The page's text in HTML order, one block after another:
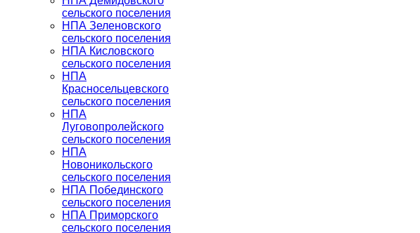
сельского поселения
НПА Зеленовского
сельского поселения
НПА Кисловского
сельского поселения
НПА
Красносельцевского
сельского поселения
НПА
Луговопролейского
сельского поселения
НПА
Новоникольского
сельского поселения
НПА Побединского
сельского поселения
НПА Приморского
сельского поселения